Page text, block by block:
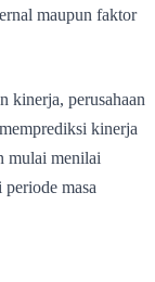
maupun faktor
kinerja, perusahaan
kinerja
mulai menilai
masa